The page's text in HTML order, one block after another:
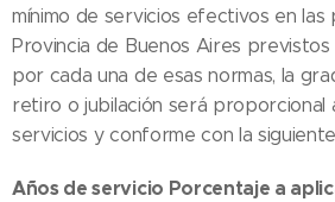
mínimo de servicios efectivos en las
Provincia de Buenos Aires
por cada una de esas normas, la
retiro o jubilación será proporcional
servicios y conforme con la
Años de servicio Porcentaje a